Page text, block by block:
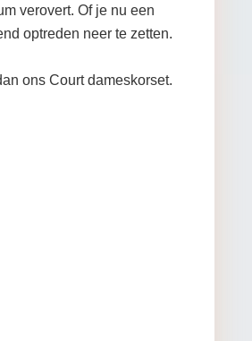
verovert. Of je nu een
optreden neer te zetten.
ons Court dameskorset.